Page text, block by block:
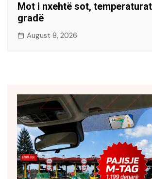
Mot i nxehtë sot,
gradë
August 8, 2026